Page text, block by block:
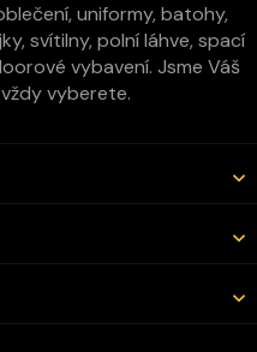
uniformy, batohy,
svítilny, polní láhve, spací
vybavení. Jsme Váš
vyberete.